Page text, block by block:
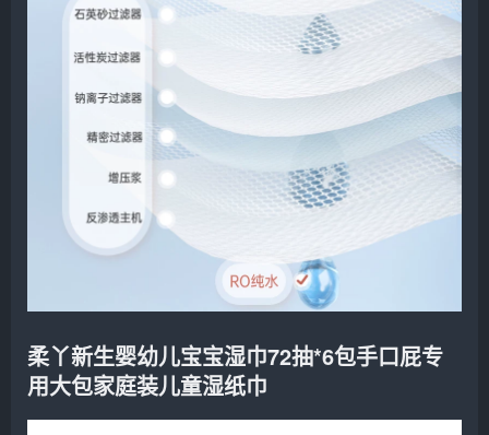
柔丫新生婴幼儿宝宝湿巾72抽*6包手口屁专
用大包家庭装儿童湿纸巾